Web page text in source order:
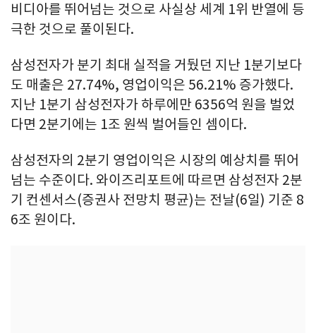
비디아를 뛰어넘는 것으로 사실상 세계 1위 반열에 등
극한 것으로 풀이된다.
삼성전자가 분기 최대 실적을 거뒀던 지난 1분기보다
도 매출은 27.74%, 영업이익은 56.21% 증가했다.
지난 1분기 삼성전자가 하루에만 6356억 원을 벌었
다면 2분기에는 1조 원씩 벌어들인 셈이다.
삼성전자의 2분기 영업이익은 시장의 예상치를 뛰어
넘는 수준이다. 와이즈리포트에 따르면 삼성전자 2분
기 컨센서스(증권사 전망치 평균)는 전날(6일) 기준 8
6조 원이다.